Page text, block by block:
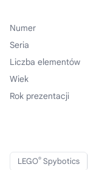
Numer
Seria
Liczba elementów
Wiek
Rok prezentacji
LEGO® Spybotics